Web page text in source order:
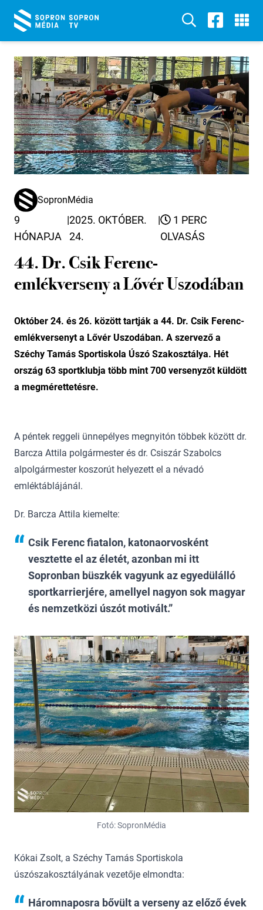
SopronMédia
9
HÓNAPJA
|2025. OKTÓBER.
24.
|
1 PERC
OLVASÁS
44. Dr. Csik Ferenc-
emlékverseny a Lővér Uszodában
Október 24. és 26. között tartják a 44. Dr. Csik Ferenc-
emlékversenyt a Lővér Uszodában. A szervező a
Széchy Tamás Sportiskola Úszó Szakosztálya. Hét
ország 63 sportklubja több mint 700 versenyzőt küldött
a megmérettetésre.
A péntek reggeli ünnepélyes megnyitón többek között dr.
Barcza Attila polgármester és dr. Csiszár Szabolcs
alpolgármester koszorút helyezett el a névadó
emléktáblájánál.
Dr. Barcza Attila kiemelte:
Csik Ferenc fiatalon, katonaorvosként
vesztette el az életét, azonban mi itt
Sopronban büszkék vagyunk az egyedülálló
sportkarrierjére, amellyel nagyon sok magyar
és nemzetközi úszót motivált.
Fotó: SopronMédia
Kókai Zsolt, a Széchy Tamás Sportiskola
úszószakosztályának vezetője elmondta:
Háromnaposra bővült a verseny az előző évek